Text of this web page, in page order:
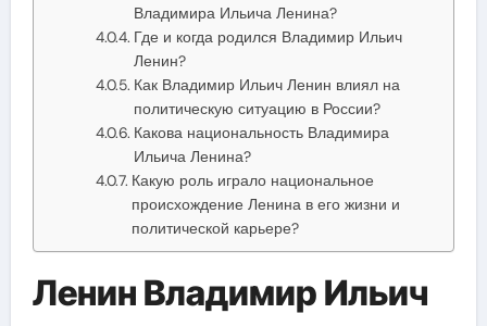
Владимира Ильича Ленина?
Где и когда родился Владимир Ильич
Ленин?
Как Владимир Ильич Ленин влиял на
политическую ситуацию в России?
Какова национальность Владимира
Ильича Ленина?
Какую роль играло национальное
происхождение Ленина в его жизни и
политической карьере?
Ленин Владимир Ильич